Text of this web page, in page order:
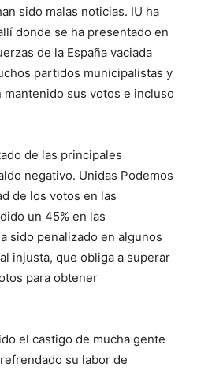
sido malas noticias. IU ha
donde se ha presentado en
de la España vaciada
partidos municipalistas y
sus votos e incluso
de las principales
negativo. Unidas Podemos
de los votos en las
un 45% en las
sido penalizado en algunos
injusta, que obliga a superar
para obtener
el castigo de mucha gente
su labor de